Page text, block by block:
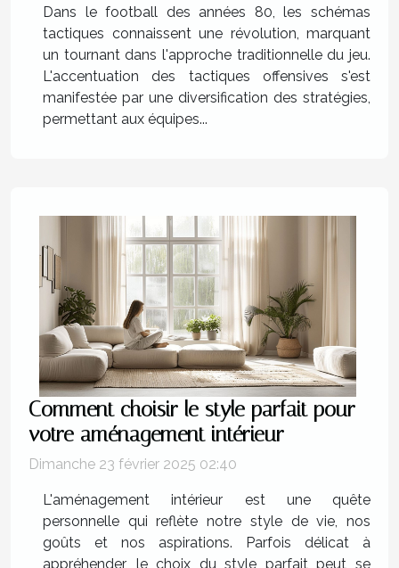
Dans le football des années 80, les schémas
tactiques connaissent une révolution, marquant
un tournant dans l'approche traditionnelle du jeu.
L'accentuation des tactiques offensives s'est
manifestée par une diversification des stratégies,
permettant aux équipes...
Comment choisir le style parfait pour
votre aménagement intérieur
Dimanche 23 février 2025 02:40
L'aménagement intérieur est une quête
personnelle qui reflète notre style de vie, nos
goûts et nos aspirations. Parfois délicat à
appréhender, le choix du style parfait peut se